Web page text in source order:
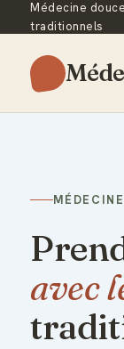
Médecine
traditionnels
avec